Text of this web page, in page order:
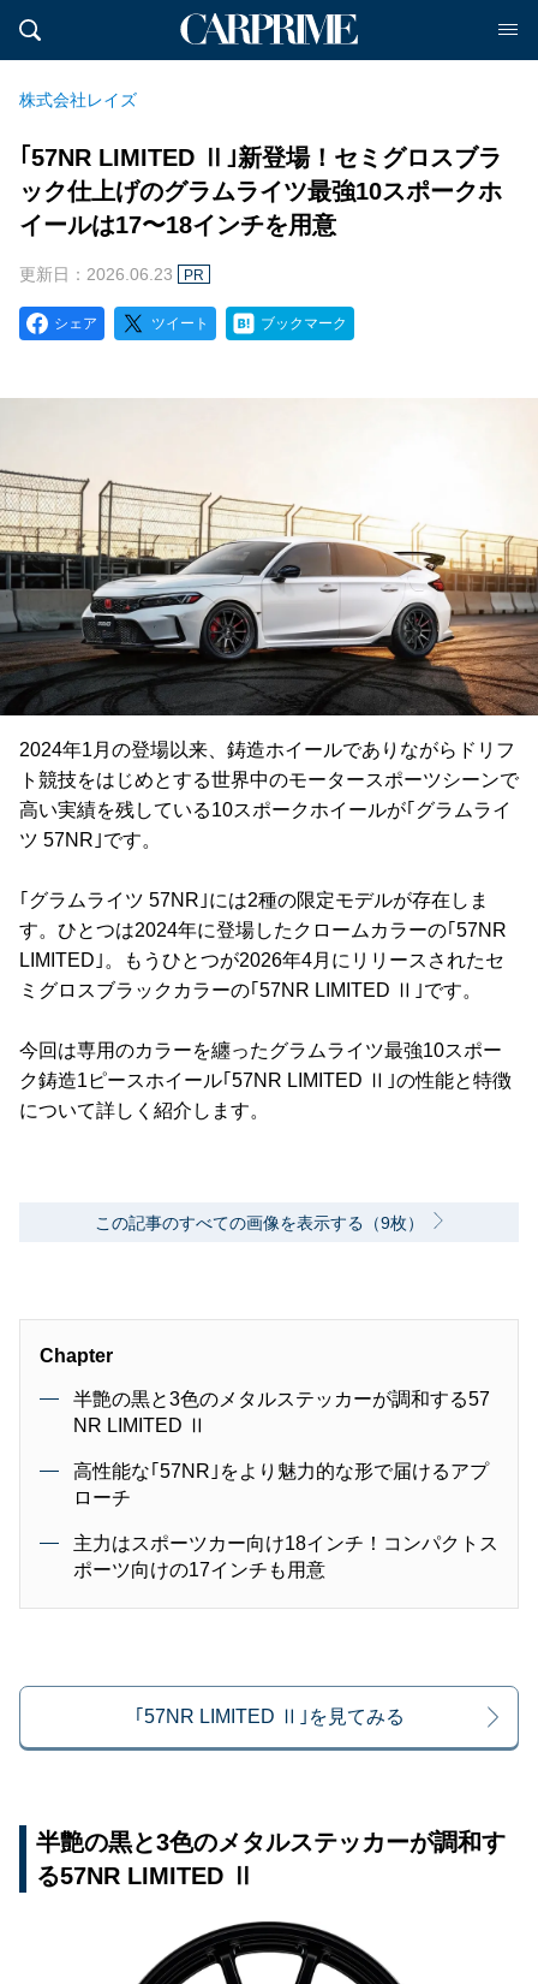
株式会社レイズ
｢57NR LIMITED Ⅱ｣新登場！セミグロスブラ
ック仕上げのグラムライツ最強10スポークホ
イールは17〜18インチを用意
更新日：2026.06.23 PR
シェア ツイート ブックマーク
2024年1月の登場以来、鋳造ホイールでありながらドリフ
ト競技をはじめとする世界中のモータースポーツシーンで
高い実績を残している10スポークホイールが｢グラムライ
ツ 57NR｣です。
｢グラムライツ 57NR｣には2種の限定モデルが存在しま
す。ひとつは2024年に登場したクロームカラーの｢57NR
LIMITED｣。もうひとつが2026年4月にリリースされたセ
ミグロスブラックカラーの｢57NR LIMITED Ⅱ｣です。
今回は専用のカラーを纏ったグラムライツ最強10スポー
ク鋳造1ピースホイール｢57NR LIMITED Ⅱ｣の性能と特徴
について詳しく紹介します。
この記事のすべての画像を表示する（9枚）
Chapter
半艶の黒と3色のメタルステッカーが調和する57
NR LIMITED Ⅱ
高性能な｢57NR｣をより魅力的な形で届けるアプ
ローチ
主力はスポーツカー向け18インチ！コンパクトス
ポーツ向けの17インチも用意
｢57NR LIMITED Ⅱ｣を見てみる
半艶の黒と3色のメタルステッカーが調和す
る57NR LIMITED Ⅱ